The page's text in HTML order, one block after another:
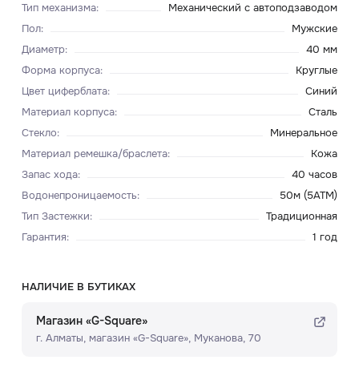
Тип механизма:
Механический с автоподзаводом
Пол:
Мужские
Диаметр:
40 мм
Форма корпуса:
Круглые
Цвет циферблата:
Синий
Материал корпуса:
Сталь
Стекло:
Минеральное
Материал ремешка/браслета:
Кожа
Запас хода:
40 часов
Водонепроницаемость:
50м (5ATM)
Тип Застежки:
Традиционная
Гарантия: 1 год
НАЛИЧИЕ В БУТИКАХ
Магазин «G-Square»
г. Алматы, ​магазин «G-Square»​, Муканова, 70